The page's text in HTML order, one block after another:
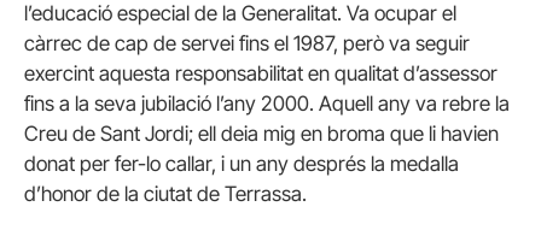
l’educació especial de la Generalitat. Va ocupar el
càrrec de cap de servei fins el 1987, però va seguir
exercint aquesta responsabilitat en qualitat d’assessor
fins a la seva jubilació l’any 2000. Aquell any va rebre la
Creu de Sant Jordi; ell deia mig en broma que li havien
donat per fer-lo callar, i un any després la medalla
d’honor de la ciutat de Terrassa.